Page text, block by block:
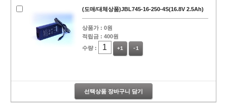
(도매/대체상품)JBL745-16-250-4S(16.8V 2.5Ah)
상품가 : 0원
적립금 : 400원
수량 :
+1 -1
선택상품 장바구니 담기